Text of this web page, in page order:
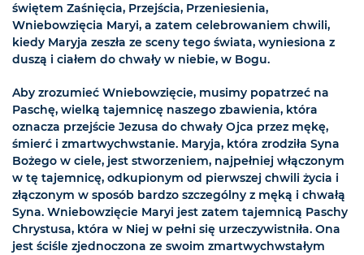
świętem Zaśnięcia, Przejścia, Przeniesienia,
Wniebowzięcia Maryi, a zatem celebrowaniem chwili,
kiedy Maryja zeszła ze sceny tego świata, wyniesiona z
duszą i ciałem do chwały w niebie, w Bogu.
Aby zrozumieć Wniebowzięcie, musimy popatrzeć na
Paschę, wielką tajemnicę naszego zbawienia, która
oznacza przejście Jezusa do chwały Ojca przez mękę,
śmierć i zmartwychwstanie. Maryja, która zrodziła Syna
Bożego w ciele, jest stworzeniem, najpełniej włączonym
w tę tajemnicę, odkupionym od pierwszej chwili życia i
złączonym w sposób bardzo szczególny z męką i chwałą
Syna. Wniebowzięcie Maryi jest zatem tajemnicą Paschy
Chrystusa, która w Niej w pełni się urzeczywistniła. Ona
jest ściśle zjednoczona ze swoim zmartwychwstałym